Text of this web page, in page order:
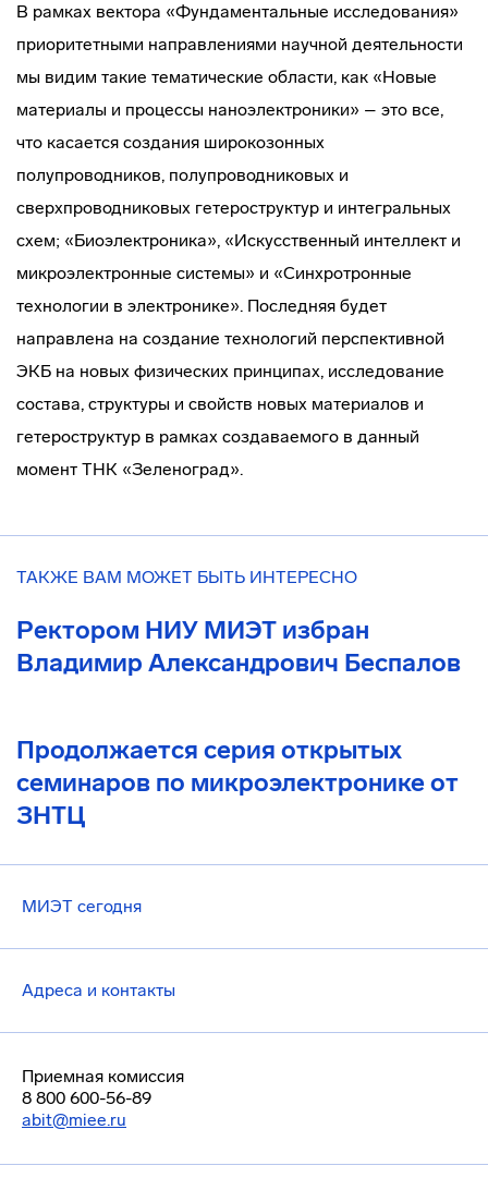
В рамках вектора «Фундаментальные исследования»
приоритетными направлениями научной деятельности
мы видим такие тематические области, как «Новые
материалы и процессы наноэлектроники» – это все,
что касается создания широкозонных
полупроводников, полупроводниковых и
сверхпроводниковых гетероструктур и интегральных
схем; «Биоэлектроника», «Искусственный интеллект и
микроэлектронные системы» и «Синхротронные
технологии в электронике». Последняя будет
направлена на создание технологий перспективной
ЭКБ на новых физических принципах, исследование
состава, структуры и свойств новых материалов и
гетероструктур в рамках создаваемого в данный
момент ТНК «Зеленоград».
ТАКЖЕ ВАМ МОЖЕТ БЫТЬ ИНТЕРЕСНО
Ректором НИУ МИЭТ избран
Владимир Александрович Беспалов
Продолжается серия открытых
семинаров по микроэлектронике от
ЗНТЦ
МИЭТ сегодня
Адреса и контакты
Приемная комиссия
8 800 600-56-89
abit@miee.ru